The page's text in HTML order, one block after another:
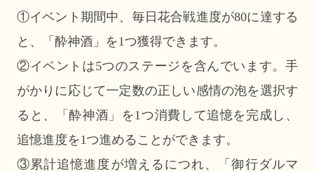
①イベント期間中、毎日花合戦進度が80に達する
と、「酔神酒」を1つ獲得できます。
②イベントは5つのステージを含んでいます。手
がかりに応じて一定数の正しい感情の泡を選択す
ると、「酔神酒」を1つ消費して追憶を完成し、
追憶進度を1つ進めることができます。
③累計追憶進度が増えるにつれ、「御行ダルマ